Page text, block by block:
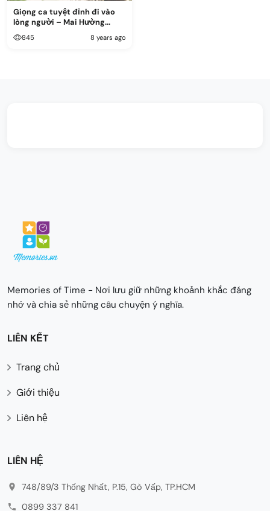
Giọng ca tuyệt đỉnh đi vào
lòng người – Mai Hường...
845 8 years ago
Memories of Time - Nơi lưu giữ những khoảnh khắc đáng
nhớ và chia sẻ những câu chuyện ý nghĩa.
LIÊN KẾT
Trang chủ
Giới thiệu
Liên hệ
LIÊN HỆ
748/89/3 Thống Nhất, P.15, Gò Vấp, TP.HCM
0899 337 841